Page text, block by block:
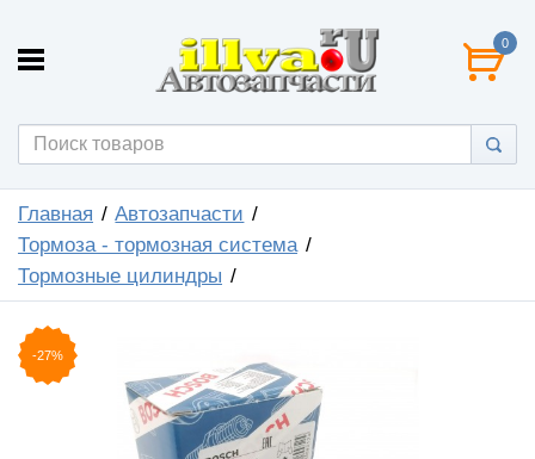
0
Главная
Автозапчасти
Тормоза - тормозная система
Тормозные цилиндры
-27%